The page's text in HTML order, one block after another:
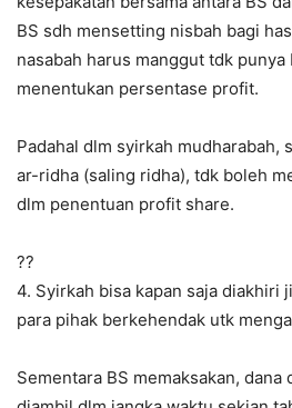
BS sdh mensetting nisbah bagi
nasabah harus manggut tdk
menentukan persentase profit.
Padahal dlm syirkah mudharabah,
ar-ridha (saling ridha), tdk boleh
dlm penentuan profit share.
??
4. Syirkah bisa kapan saja diakhiri
para pihak berkehendak utk
Sementara BS memaksakan,